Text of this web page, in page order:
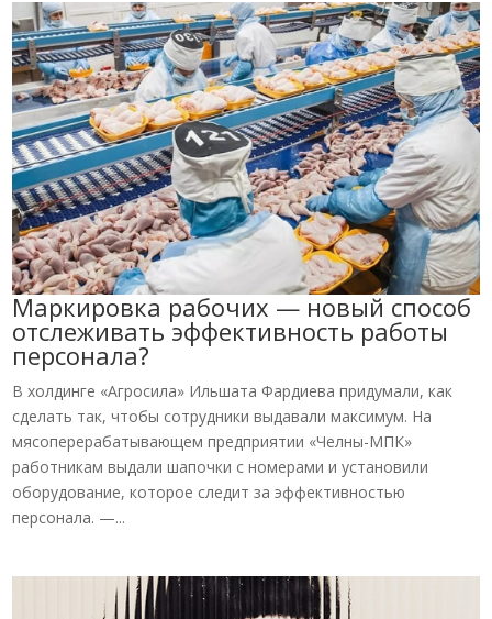
Маркировка рабочих — новый способ
отслеживать эффективность работы
персонала?
В холдинге «Агросила» Ильшата Фардиева придумали, как
сделать так, чтобы сотрудники выдавали максимум. На
мясоперерабатывающем предприятии «Челны-МПК»
работникам выдали шапочки с номерами и установили
оборудование, которое следит за эффективностью
персонала. —...